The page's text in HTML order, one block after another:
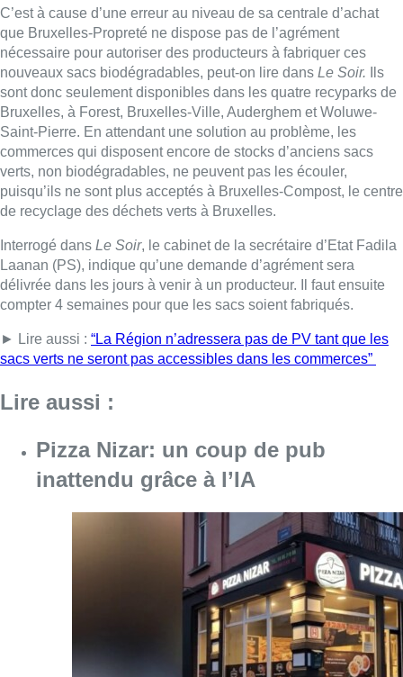
C’est à cause d’une erreur au niveau de sa centrale d’achat
que Bruxelles-Propreté ne dispose pas de l’agrément
nécessaire pour autoriser des producteurs à fabriquer ces
nouveaux sacs biodégradables, peut-on lire dans Le Soir.
Ils
sont donc seulement disponibles dans les quatre recyparks de
Bruxelles, à Forest, Bruxelles-Ville, Auderghem et Woluwe-
Saint-Pierre. En attendant une solution au problème, les
commerces qui disposent encore de stocks d’anciens sacs
verts, non biodégradables, ne peuvent pas les écouler,
puisqu’ils ne sont plus acceptés à Bruxelles-Compost, le centre
de recyclage des déchets verts à Bruxelles.
Interrogé dans Le Soir, le cabinet de la secrétaire d’Etat Fadila
Laanan (PS), indique qu’une demande d’agrément sera
délivrée dans les jours à venir à un producteur. Il faut ensuite
compter 4 semaines pour que les sacs soient fabriqués.
► Lire aussi : “La Région n’adressera pas de PV tant que les
sacs verts ne seront pas accessibles dans les commerces”
Lire aussi :
Pizza Nizar: un coup de pub
inattendu grâce à l’IA